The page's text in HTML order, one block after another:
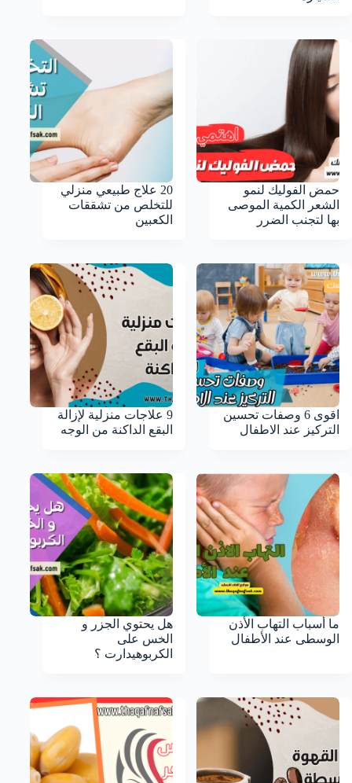
حمض الفوليك لنمو
الشعر الكمية الموصى
بها لتجنب الضرر
20 علاج طبيعي منزلي
للتخلص من تشققات
الكعبين
اقوى 6 وصفات تحسين
التركيز عند الاطفال
9 علاجات منزلية لإزالة
البقع الداكنة من الوجه
ما أسباب التهاب الأذن
الوسطى عند الأطفال
هل يحتوي الجزر و
الخس على
الكربوهيدارت ؟